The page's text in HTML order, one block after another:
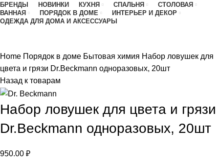
БРЕНДЫ НОВИНКИ КУХНЯ СПАЛЬНЯ
СТОЛОВАЯ
ВАННАЯ
ПОРЯДОК В ДОМЕ
ИНТЕРЬЕР И ДЕКОР
ОДЕЖДА ДЛЯ ДОМА И АКСЕССУАРЫ
Home Порядок в доме Бытовая химия Набор ловушек для
цвета и грязи Dr.Beckmann одноразовых, 20шт
Назад к товарам
Набор ловушек для цвета и грязи
Dr.Beckmann одноразовых, 20шт
950.00 ₽